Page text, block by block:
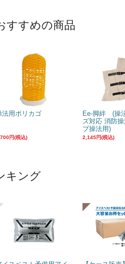
すすめの商品
法用ポリカゴ
円(税込)
Ee-脚絆 (操
ズ対応 消防
プ操法用)
2,145円(税込)
キング